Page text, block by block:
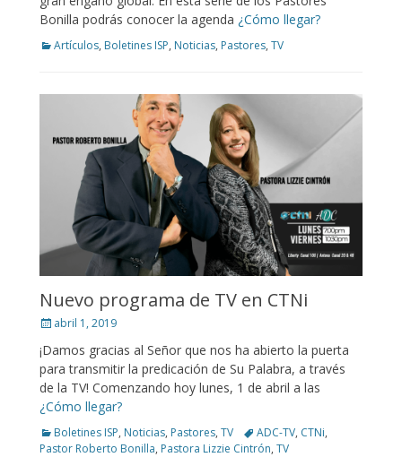
Bonilla podrás conocer la agenda ¿Cómo llegar?
Categories
Artículos, Boletines ISP, Noticias, Pastores, TV
Nuevo programa de TV en CTNi
Posted
abril 1, 2019
¡Damos gracias al Señor que nos ha abierto la puerta
para transmitir la predicación de Su Palabra, a través
de la TV! Comenzando hoy lunes, 1 de abril a las
¿Cómo llegar?
Categories
Boletines ISP, Noticias, Pastores, TV TagsADC-TV, CTNi,
Pastor Roberto Bonilla, Pastora Lizzie Cintrón, TV